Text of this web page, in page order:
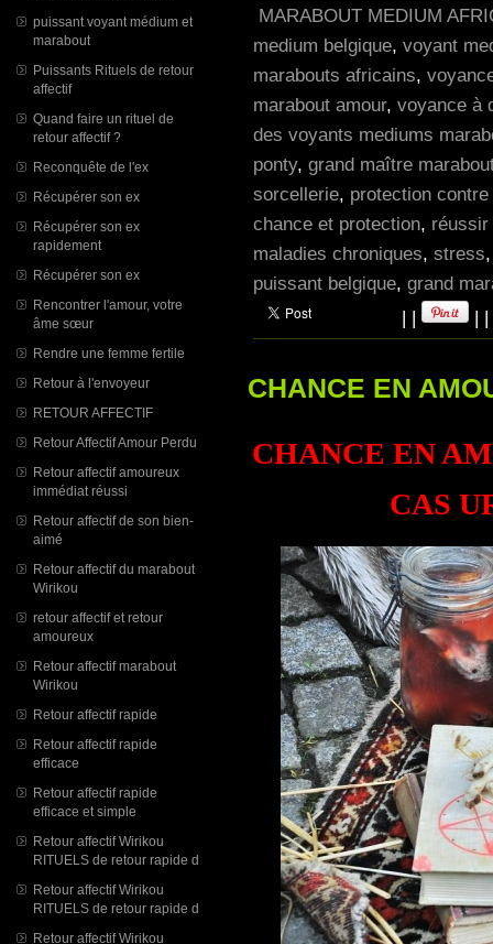
puissant voyant médium et
marabout
Puissants Rituels de retour
affectif
Quand faire un rituel de
retour affectif ?
Reconquête de l'ex
Récupérer son ex
Récupérer son ex
rapidement
Récupérer son ex
Rencontrer l'amour, votre
âme sœur
Rendre une femme fertile
Retour à l'envoyeur
RETOUR AFFECTIF
Retour Affectif Amour Perdu
Retour affectif amoureux
immédiat réussi
Retour affectif de son bien-
aimé
Retour affectif du marabout
Wirikou
retour affectif et retour
amoureux
Retour affectif marabout
Wirikou
Retour affectif rapide
Retour affectif rapide
efficace
Retour affectif rapide
efficace et simple
Retour affectif Wirikou
RITUELS de retour rapide d
Retour affectif Wirikou
RITUELS de retour rapide d
Retour affectif Wirikou
MARABOUT MEDIUM
medium belgique, voyant
marabouts africains,
marabout amour, voyance à
des voyants mediums
ponty, grand maître
sorcellerie, protection
chance et protection,
maladies chroniques, stress
puissant belgique, grand
| | | |
CHANCE EN
CHANCE EN
CAS